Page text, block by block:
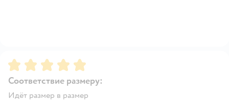
Рейтинг:5
Соответствие размеру:
Идёт размер в размер